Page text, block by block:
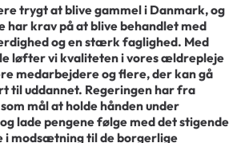
trygt at blive gammel i Danmark, og
har krav på at blive behandlet med
og en stærk faglighed. Med
løfter vi kvaliteten i vores ældrepleje
medarbejdere og flere, der kan gå
til uddannet. Regeringen har fra
mål at holde hånden under
lade pengene følge med det stigende
modsætning til de borgerlige